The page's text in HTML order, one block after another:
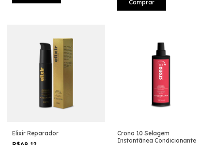
Elixir Reparador
Crono 10 Selagem
Instantânea Condicionante